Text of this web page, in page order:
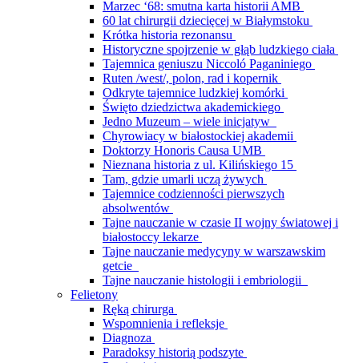
Marzec ‘68: smutna karta historii AMB
60 lat chirurgii dziecięcej w Białymstoku
Krótka historia rezonansu
Historyczne spojrzenie w głąb ludzkiego ciała
Tajemnica geniuszu Niccoló Paganiniego
Ruten /west/, polon, rad i kopernik
Odkryte tajemnice ludzkiej komórki
Święto dziedzictwa akademickiego
Jedno Muzeum – wiele inicjatyw
Chyrowiacy w białostockiej akademii
Doktorzy Honoris Causa UMB
Nieznana historia z ul. Kilińskiego 15
Tam, gdzie umarli uczą żywych
Tajemnice codzienności pierwszych
absolwentów
Tajne nauczanie w czasie II wojny światowej i
białostoccy lekarze
Tajne nauczanie medycyny w warszawskim
getcie
Tajne nauczanie histologii i embriologii
Felietony
Ręką chirurga
Wspomnienia i refleksje
Diagnoza
Paradoksy historią podszyte